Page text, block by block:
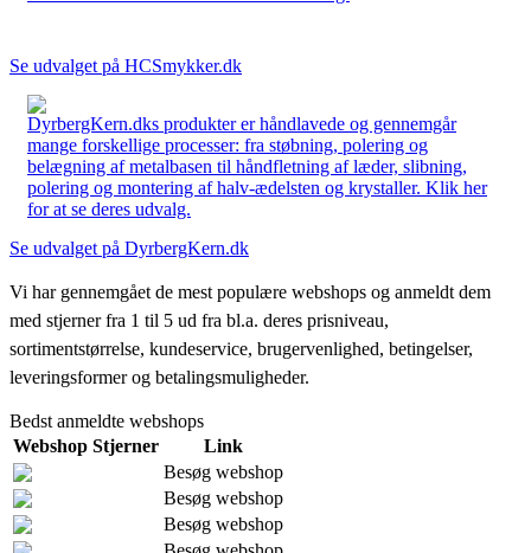
Se udvalget på HCSmykker.dk
DyrbergKern.dks produkter er håndlavede og gennemgår
mange forskellige processer: fra støbning, polering og
belægning af metalbasen til håndfletning af læder, slibning,
polering og montering af halv-ædelsten og krystaller. Klik her
for at se deres udvalg.
Se udvalget på DyrbergKern.dk
Vi har gennemgået de mest populære webshops og anmeldt dem
med stjerner fra 1 til 5 ud fra bl.a. deres prisniveau,
sortimentstørrelse, kundeservice, brugervenlighed, betingelser,
leveringsformer og betalingsmuligheder.
Bedst anmeldte webshops
Webshop Stjerner
Link
Besøg webshop
Besøg webshop
Besøg webshop